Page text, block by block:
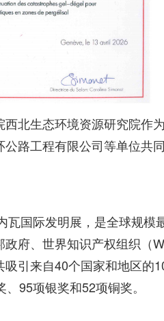
北生态环境资源研究院作
路工程有限公司等单位共
瓦国际发明展，是全球规
政府、世界知识产权组织（
吸引来自40个国家和地区
95项银奖和52项铜奖。